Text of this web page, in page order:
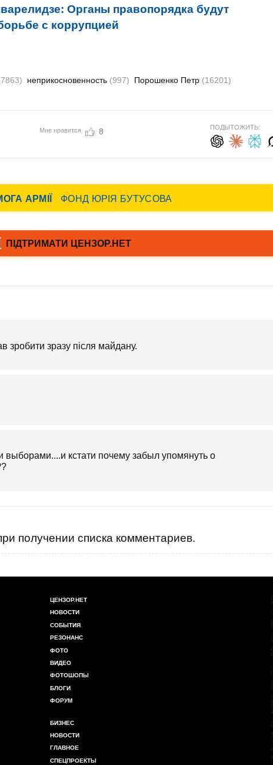
Органы правопорядка будут
с коррупцией
неприкосновенность (997) Порошенко Петр (16201)
Мне нравится 8 ПОДЫТОЖИТЬ:
зробити зразу після майдану.
кстати почему забыл упомянуть о
получении списка комментариев.
ЦЕНЗОР.НЕТ
НОВОСТИ
СОБЫТИЯ
РЕЗОНАНС
ФОТО
ВИДЕО
ФОТОШОПЫ
БЛОГИ
ФОРУМ
БИЗНЕС
НОВОСТИ
ГЛАВНОЕ
СПЕЦПРОЕКТЫ